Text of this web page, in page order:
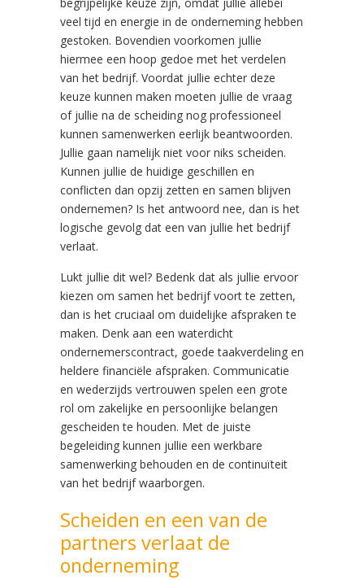
begrijpelijke keuze zijn, omdat jullie allebei
veel tijd en energie in de onderneming hebben
gestoken. Bovendien voorkomen jullie
hiermee een hoop gedoe met het verdelen
van het bedrijf. Voordat jullie echter deze
keuze kunnen maken moeten jullie de vraag
of jullie na de scheiding nog professioneel
kunnen samenwerken eerlijk beantwoorden.
Jullie gaan namelijk niet voor niks scheiden.
Kunnen jullie de huidige geschillen en
conflicten dan opzij zetten en samen blijven
ondernemen? Is het antwoord nee, dan is het
logische gevolg dat een van jullie het bedrijf
verlaat.
Lukt jullie dit wel? Bedenk dat als jullie ervoor
kiezen om samen het bedrijf voort te zetten,
dan is het cruciaal om duidelijke afspraken te
maken. Denk aan een waterdicht
ondernemerscontract, goede taakverdeling en
heldere financiële afspraken. Communicatie
en wederzijds vertrouwen spelen een grote
rol om zakelijke en persoonlijke belangen
gescheiden te houden. Met de juiste
begeleiding kunnen jullie een werkbare
samenwerking behouden en de continuïteit
van het bedrijf waarborgen.
Scheiden en een van de
partners verlaat de
onderneming